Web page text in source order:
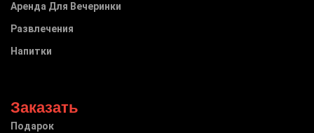
Аренда Для Вечеринки
Развлечения
Напитки
Заказать
Подарок